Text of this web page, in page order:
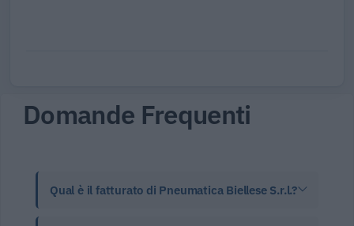
Domande Frequenti
Qual è il fatturato di Pneumatica Biellese S.r.l.?